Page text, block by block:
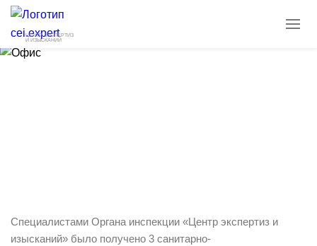
ЦЕНТР ЭКСПЕРТИЗ
И ИЗЫСКАНИЙ
Специалистами Органа инспекции «Центр экспертиз и
изысканий» было получено 3 санитарно-